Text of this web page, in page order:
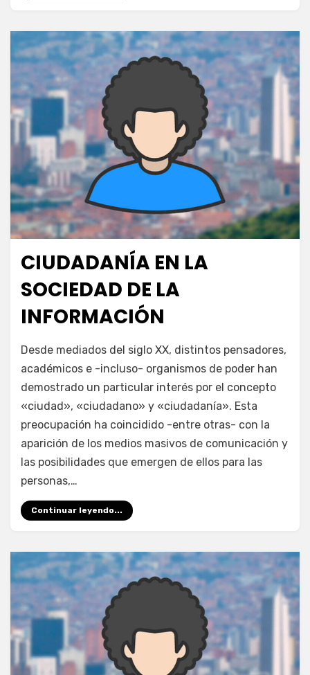
Publicada
el
julio 9, 2024
Escuela de las TIC
CIUDADANÍA EN LA
SOCIEDAD DE LA
INFORMACIÓN
por juancadotcom
Deja un comentario en
Ciudadanía
en
la
sociedad
de
información
Desde mediados del siglo XX, distintos pensadores,
académicos e -incluso- organismos de poder han
demostrado un particular interés por el concepto
«ciudad», «ciudadano» y «ciudadanía». Esta
preocupación ha coincidido -entre otras- con la
aparición de los medios masivos de comunicación y
las posibilidades que emergen de ellos para las
personas,…
Continuar leyendo...